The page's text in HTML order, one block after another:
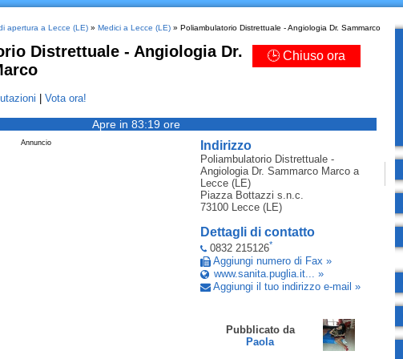
apertura a Lecce (LE)» Medici a Lecce (LE)» Poliambulatorio Distrettuale - Angiologia Dr. Sammarco
Distrettuale - Angiologia Dr.
🕒 Chiuso ora
Vota ora!
Apre in 83:19 ore
Indirizzo
Poliambulatorio Distrettuale -
Angiologia Dr. Sammarco Marcoa
Lecce (LE)
Piazza Bottazzi s.n.c.
73100 Lecce (LE)
Dettagli di contatto
0832 215126*
Aggiungi numero di Fax »
www.sanita.puglia.it... »
Aggiungi il tuo indirizzo e-mail »
Pubblicato da
Paola
Annuncio